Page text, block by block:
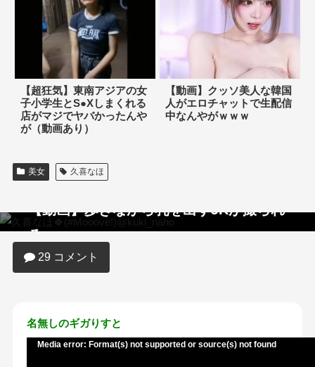
【超狂気】東南アジアの女
子小学生とS●Xしまくれる
店がマジでヤバかったんや
が（動画あり）
【動画】クッソ美人な韓国
人がエロチャットで生配信
中なんやがｗｗｗ
美女 久喜なほ
【動画】歩きながら乳を出すJKが撮られ
るｗｗｗｗｗｗｗｗｗｗｗｗ
29 コメント
名無しのギガりすと
Media error: Format(s) not supported or source(s) not found